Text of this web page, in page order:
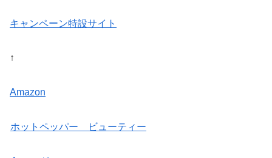
キャンペーン特設サイト
↑
Amazon
ホットペッパー ビューティー